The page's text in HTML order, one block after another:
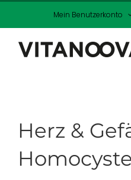
Zum
Mein Benutzerkonto
Herz &